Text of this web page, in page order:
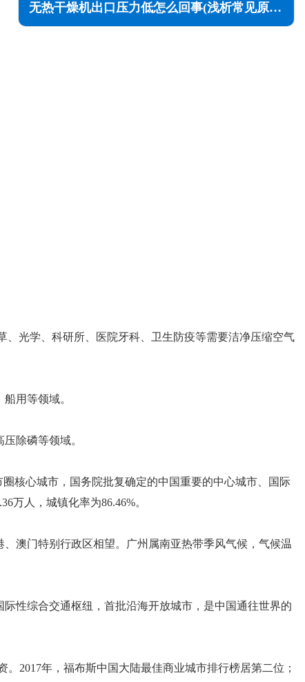
无热干燥机出口压力低怎么回事(浅析常见原因)
光学、科研所、医院牙科、卫生防疫等需要洁净压缩空气
用等领域。
除磷等领域。
核心城市，国务院批复确定的中国重要的中心城市、国际
万人，城镇化率为86.46%。
澳门特别行政区相望。广州属南亚热带季风气候，气候温
性综合交通枢纽，首批沿海开放城市，是中国通往世界的
2017年，福布斯中国大陆最佳商业城市排行榜居第二位；